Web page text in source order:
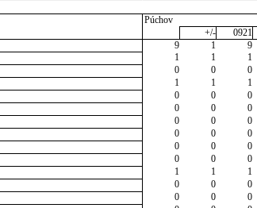
Púchov
+/-
0921
9 1 9
1 1 1
0 0 0
1 1 1
0 0 0
0 0 0
0 0 0
0 0 0
0 0 0
0 0 0
1 1 1
0 0 0
0 0 0